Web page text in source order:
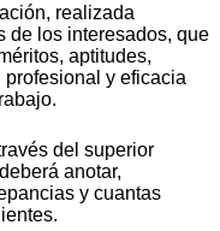
realizada
de los interesados, que
aptitudes,
y eficacia
del superior
anotar,
y cuantas